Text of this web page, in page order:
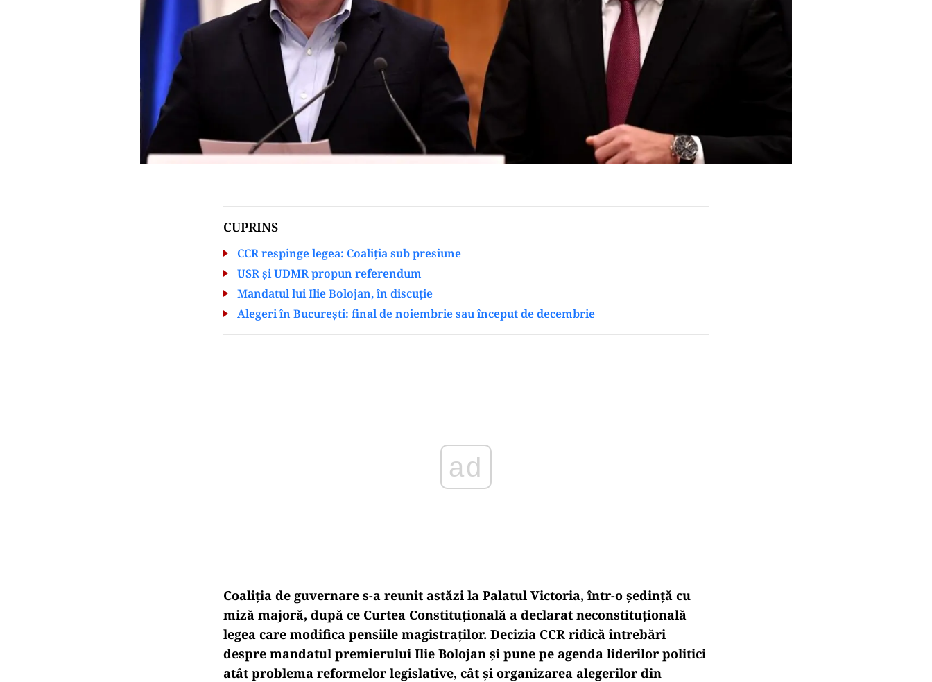
CUPRINS
CCR respinge legea: Coaliția sub presiune
USR și UDMR propun referendum
Mandatul lui Ilie Bolojan, în discuție
Alegeri în București: final de noiembrie sau început de decembrie
Coaliția de guvernare s-a reunit astăzi la Palatul Victoria, într-o ședință cu
miză majoră, după ce Curtea Constituțională a declarat neconstituțională
legea care modifica pensiile magistraților. Decizia CCR ridică întrebări
despre mandatul premierului Ilie Bolojan și pune pe agenda liderilor politici
atât problema reformelor legislative, cât și organizarea alegerilor din